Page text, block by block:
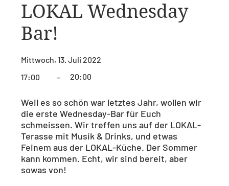
LOKAL Wednesday
Bar!
Mittwoch, 13. Juli 2022
17:00
20:00
–
Weil es so schön war letztes Jahr, wollen wir
die erste Wednesday-Bar für Euch
schmeissen. Wir treffen uns auf der LOKAL-
Terasse mit Musik & Drinks, und etwas
Feinem aus der LOKAL-Küche. Der Sommer
kann kommen. Echt, wir sind bereit, aber
sowas von!